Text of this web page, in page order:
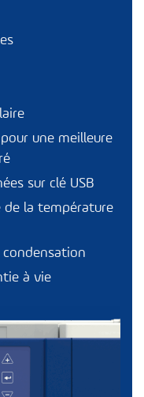
une meilleure
sur clé USB
de la température
à vie